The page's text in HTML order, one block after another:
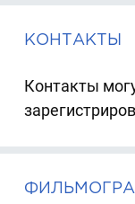
КОНТАКТЫ
Контакты